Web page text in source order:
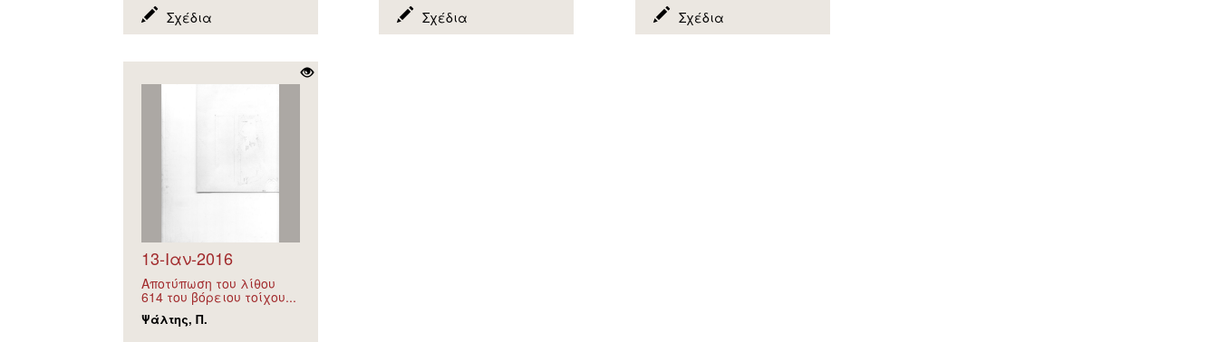
Σχέδια Σχέδια Σχέδια
13-Ιαν-2016
Αποτύπωση του λίθου
614 του βόρειου τοίχου...
Ψάλτης, Π.